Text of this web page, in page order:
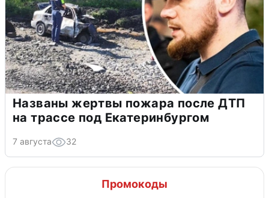
Названы жертвы пожара после ДТП
на трассе под Екатеринбургом
7 августа 32
Промокоды